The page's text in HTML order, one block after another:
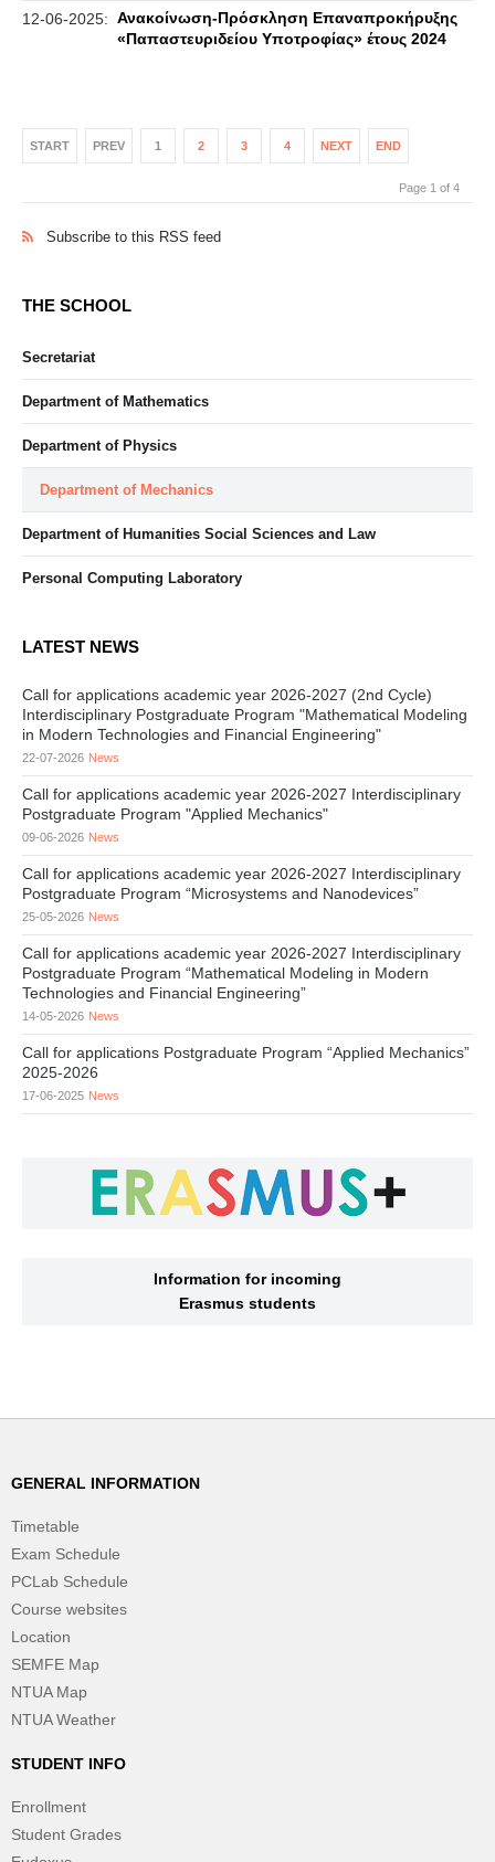
12-06-2025: Ανακοίνωση-Πρόσκληση Επαναπροκήρυξης
«Παπαστευριδείου Υποτροφίας» έτους 2024
START PREV 1 2 3 4 NEXT END
Page 1 of 4
Subscribe to this RSS feed
THE SCHOOL
Secretariat
Department of Mathematics
Department of Physics
Department of Mechanics
Department of Humanities Social Sciences and Law
Personal Computing Laboratory
LATEST NEWS
Call for applications academic year 2026-2027 (2nd Cycle)
Interdisciplinary Postgraduate Program "Mathematical Modeling
in Modern Technologies and Financial Engineering"
22-07-2026 News
Call for applications academic year 2026-2027 Interdisciplinary
Postgraduate Program "Applied Mechanics"
09-06-2026 News
Call for applications academic year 2026-2027 Interdisciplinary
Postgraduate Program “Microsystems and Nanodevices”
25-05-2026 News
Call for applications academic year 2026-2027 Interdisciplinary
Postgraduate Program “Mathematical Modeling in Modern
Technologies and Financial Engineering”
14-05-2026 News
Call for applications Postgraduate Program “Applied Mechanics”
2025-2026
17-06-2025 News
Information for incoming
Erasmus students
GENERAL INFORMATION
Timetable
Exam Schedule
PCLab Schedule
Course websites
Location
SEMFE Map
NTUA Map
NTUA Weather
STUDENT INFO
Enrollment
Student Grades